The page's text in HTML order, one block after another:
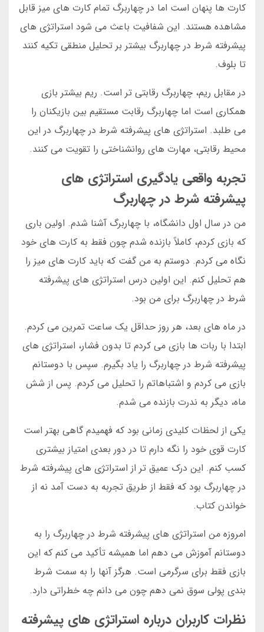
کارت ها پنهان است اما در چهاربرگ تمام کارت های میز قابل
مشاهده هستند. این شفافیت باعث می شود استراتژی های
پیشرفته شرط در چهاربرگ بیشتر بر تحلیل منطقی تکیه کنند
تا بلوف.
در مقابل ریم، چهاربرگ رقابتی تر است. ریم بیشتر بازی
همکاری است اما چهاربرگ رقابت مستقیم بین بازیکنان را
می طلبد. استراتژی های پیشرفته شرط در چهاربرگ در این
محیط رقابتی، مهارت های روانشناختی را تقویت می کنند.
تجربه واقعی یادگیری استراتژی های
پیشرفته شرط در چهاربرگ
من در سال اول دانشگاه، با چهاربرگ آشنا شدم. اولین باری
که بازی کردم، کاملاً بازنده شدم چون فقط به کارت های خود
نگاه می کردم. دوستم به من گفت که باید کارت های میز را
هم تحلیل کنم. این اولین درس استراتژی های پیشرفته
شرط در چهاربرگ برای من بود.
در ماه های بعد، هر روز حداقل یک ساعت تمرین می کردم.
ابتدا با ربات ها بازی می کردم تا بدون فشار، استراتژی های
پیشرفته شرط در چهاربرگ را یاد بگیرم. سپس با دوستانم
بازی می کردم و اشتباهاتم را تحلیل می کردم. پس از شش
ماه، دیگر به ندرت بازنده می شدم.
یکی از لحظات کلیدی زمانی بود که فهمیدم گاهی بهتر است
کارت قوی خود را نگه دارم تا در دور بعدی امتیاز بیشتری
کسب کنم. این درک عمیق تر از استراتژی های پیشرفته شرط
در چهاربرگ بود که فقط از طریق تجربه به دست آمد نه از
خواندن کتاب.
امروزه من استراتژی های پیشرفته شرط در چهاربرگ را به
دوستانم آموزش می دهم اما همیشه تأکید می کنم که این
بازی فقط برای سرگرمی است. هرگز آنها را به سمت شرط
بندی پولی سوق نمی دهم چون می دانم چه خطراتی دارد.
نظرات کاربران درباره استراتژی های پیشرفته